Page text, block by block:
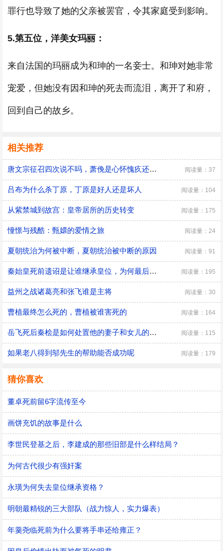
罪行也导致了她的父亲被罢官，令其家庭受到影响。
5.第五位，洋美女玛丽：
来自法国的玛丽成为和珅的一名妾士。和珅对她非常
宠爱，但她没有因和珅的死去而流泪，离开了和府，
回到自己的故乡。
相关推荐
唐文宗征召四次说不吗，萧俛是心怀愧疚还是居功自傲 阅读量：37
吕布为什么杀丁原，丁原是好人还是坏人 阅读量：104
从紫禁城到故宫：皇帝居所的历史转变 阅读量：175
憧憬与残酷：甄嬛的爱情之旅 阅读量：24
夏朝统治为何被中断，夏朝统治被中断的原因 阅读量：91
秦始皇死前遗诏是让谁继承皇位，为何最后是胡亥继位 阅读量：195
益州之战诸葛亮和张飞谁是主将 阅读量：30
曹植最终怎么死的，曹植被谁害死的 阅读量：164
​岳飞死后秦桧是如何处置他的妻子和女儿的，秦桧怎么处置岳飞家人的 阅读量：115
如果老八得到邬先生的帮助能否成功呢 阅读量：179
猜你喜欢
董卓死前留6字流传至今
画饼充饥的故事是什么
李世民登基之后，李建成的那些旧部是什么样结局？
为何古代很少有强奸案
永璜为何失去皇位继承资格？
明朝最精锐的三大部队（战力惊人，实力爆表）
年羹尧临死前为什么要将手串还给雍正？